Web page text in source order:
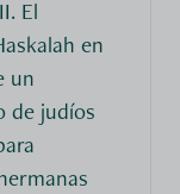
El
en
un
de judíos